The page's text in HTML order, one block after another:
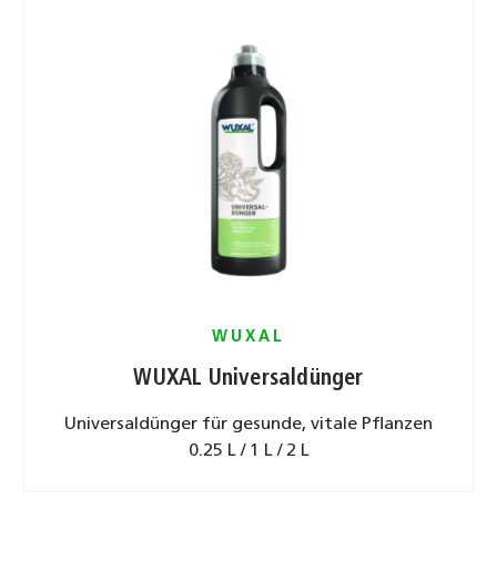
WUXAL
WUXAL Universaldünger
Universaldünger für gesunde, vitale Pflanzen
0.25 L / 1 L / 2 L